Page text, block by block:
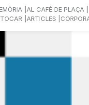
AL CAFÈ DE PLAÇA
ARTICLES